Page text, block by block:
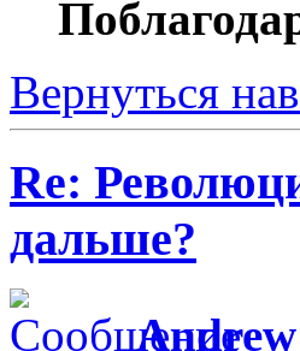
Вернуться
Re:
дальше?
Andrew